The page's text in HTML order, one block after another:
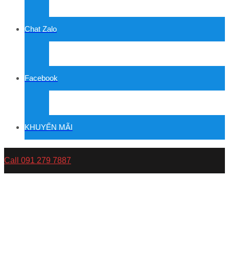
Chat Zalo
Facebook
KHUYẾN MÃI
Call 091 279 7887